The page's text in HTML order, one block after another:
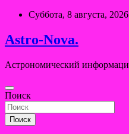
Перейти
содержимому
Суббота, 8 августа, 2026
Astro-Nova.
Астрономический
Поиск
Поиск